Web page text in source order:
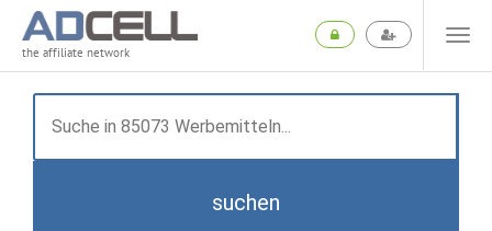
the affiliate network
suchen